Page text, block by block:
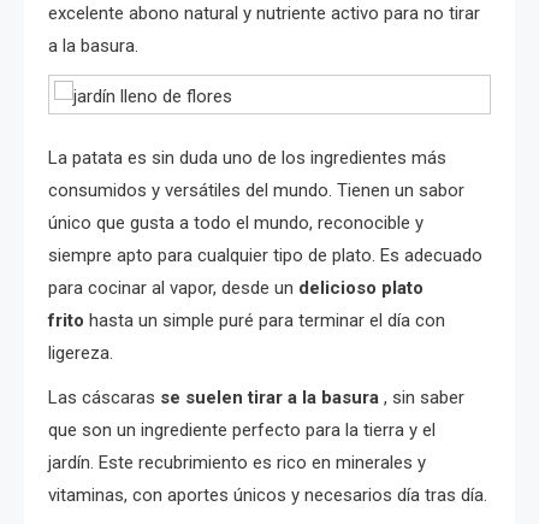
excelente abono natural y nutriente activo para no tirar
a la basura.
La patata es sin duda uno de los ingredientes más
consumidos y versátiles del mundo. Tienen un sabor
único que gusta a todo el mundo, reconocible y
siempre apto para cualquier tipo de plato. Es adecuado
para cocinar al vapor, desde un delicioso plato
frito hasta un simple puré para terminar el día con
ligereza.
Las cáscaras se suelen tirar a la basura , sin saber
que son un ingrediente perfecto para la tierra y el
jardín. Este recubrimiento es rico en minerales y
vitaminas, con aportes únicos y necesarios día tras día.